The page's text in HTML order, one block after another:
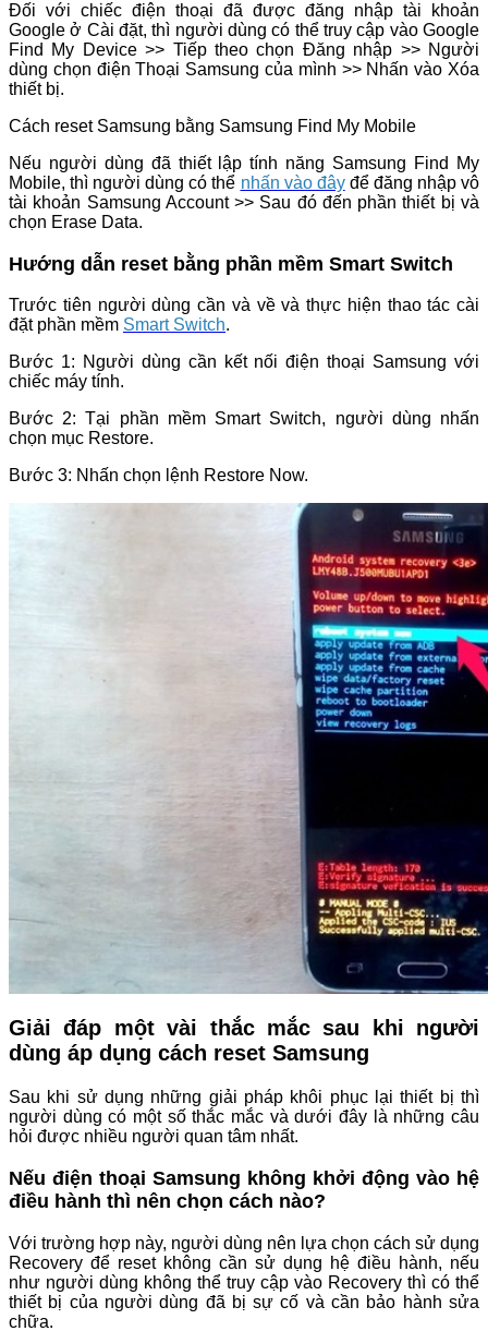
Đối với chiếc điện thoại đã được đăng nhập tài khoản
Google ở Cài đặt, thì người dùng có thể truy cập vào Google
Find My Device >> Tiếp theo chọn Đăng nhập >> Người
dùng chọn điện Thoại Samsung của mình >> Nhấn vào Xóa
thiết bị.
Cách reset Samsung bằng Samsung Find My Mobile
Nếu người dùng đã thiết lập tính năng Samsung Find My
Mobile, thì người dùng có thể nhấn vào đâyđể đăng nhập vô
tài khoản Samsung Account >> Sau đó đến phần thiết bị và
chọn Erase Data.
Hướng dẫn reset bằng phần mềm Smart Switch
Trước tiên người dùng cần và về và thực hiện thao tác cài
đặt phần mềm Smart Switch.
Bước 1: Người dùng cần kết nối điện thoại Samsung với
chiếc máy tính.
Bước 2: Tại phần mềm Smart Switch, người dùng nhấn
chọn mục Restore.
Bước 3: Nhấn chọn lệnh Restore Now.
Giải đáp một vài thắc mắc sau khi người
dùng áp dụng cách reset Samsung
Sau khi sử dụng những giải pháp khôi phục lại thiết bị thì
người dùng có một số thắc mắc và dưới đây là những câu
hỏi được nhiều người quan tâm nhất.
Nếu điện thoại Samsung không khởi động vào hệ
điều hành thì nên chọn cách nào?
Với trường hợp này, người dùng nên lựa chọn cách sử dụng
Recovery để reset không cần sử dụng hệ điều hành, nếu
như người dùng không thể truy cập vào Recovery thì có thể
thiết bị của người dùng đã bị sự cố và cần bảo hành sửa
chữa.